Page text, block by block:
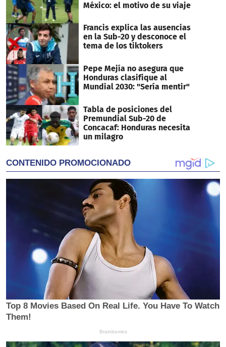
México: el motivo de su viaje
Francis explica las ausencias
en la Sub-20 y desconoce el
tema de los tiktokers
Pepe Mejía no asegura que
Honduras clasifique al
Mundial 2030: "Sería mentir"
Tabla de posiciones del
Premundial Sub-20 de
Concacaf: Honduras necesita
un milagro